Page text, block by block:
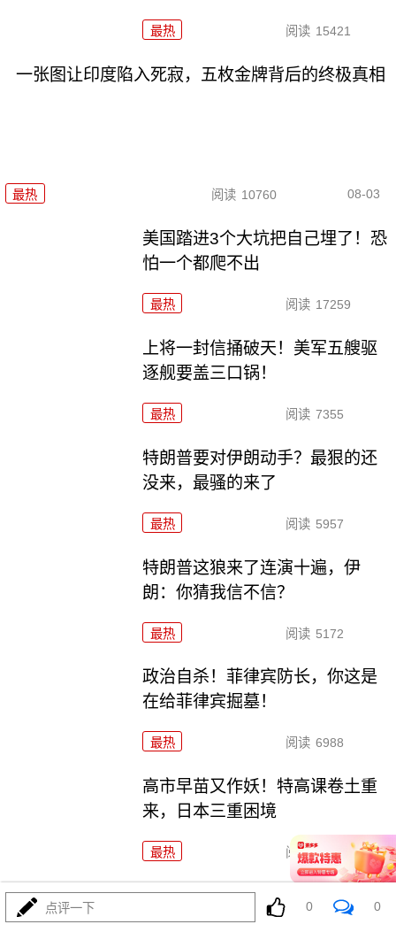
最热 阅读 15421
一张图让印度陷入死寂，五枚金牌背后的终极真相
最热 阅读 10760 08-03
美国踏进3个大坑把自己埋了！恐
怕一个都爬不出
最热 阅读 17259
上将一封信捅破天！美军五艘驱
逐舰要盖三口锅！
最热 阅读 7355
特朗普要对伊朗动手？最狠的还
没来，最骚的来了
最热 阅读 5957
特朗普这狼来了连演十遍，伊
朗：你猜我信不信？
最热 阅读 5172
政治自杀！菲律宾防长，你这是
在给菲律宾掘墓！
最热 阅读 6988
高市早苗又作妖！特高课卷土重
来，日本三重困境
最热 阅读 4544
央视：空警600横空出世，美航母
最强王牌失效
点评一下 0 0